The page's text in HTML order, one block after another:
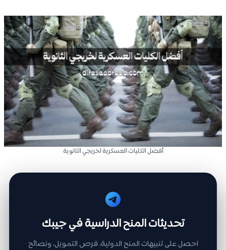
أفضل الكليات العسكرية لخريجي الثانوية
تحديثات المنح الدراسية في جيبك
احصل على تنبيهات المنح الدولية، فرص التمويل، ونصائح